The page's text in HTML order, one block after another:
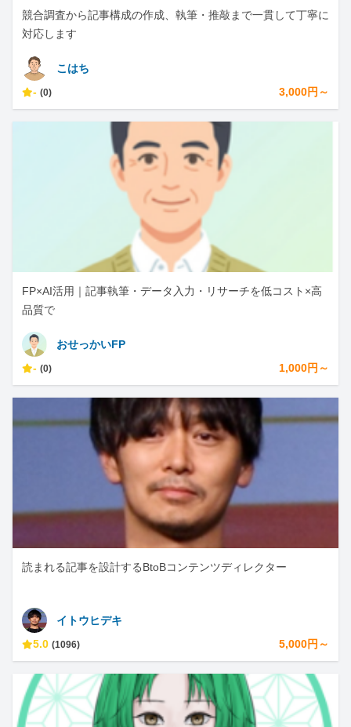
競合調査から記事構成の作成、執筆・推敲まで一貫して丁寧に
対応します
こはち
- (0) 3,000円～
FP×AI活用｜記事執筆・データ入力・リサーチを低コスト×高
品質で
おせっかいFP
- (0) 1,000円～
読まれる記事を設計するBtoBコンテンツディレクター
イトウヒデキ
5.0 (1096) 5,000円～